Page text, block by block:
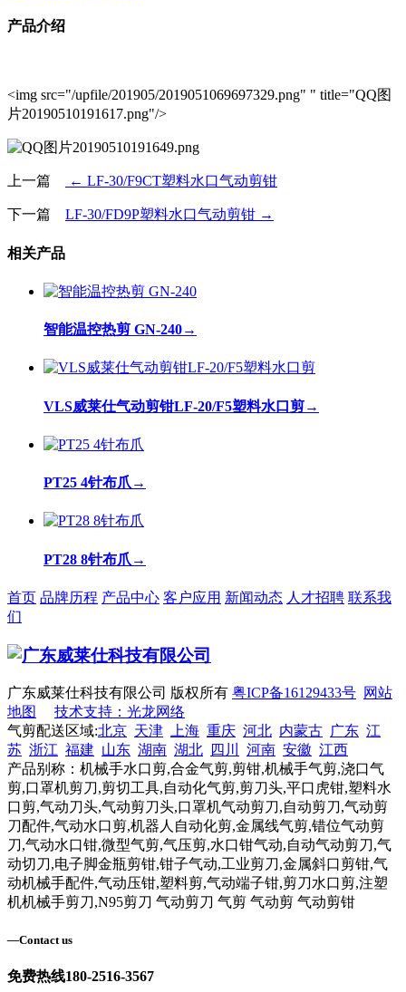
产品介绍
<img src="/upfile/201905/2019051069697329.png" " title="QQ图
片20190510191617.png"/>
上一篇 ← LF-30/F9CT塑料水口气动剪钳
下一篇 LF-30/FD9P塑料水口气动剪钳 →
相关产品
智能温控热剪 GN-240→
VLS威莱仕气动剪钳LF-20/F5塑料水口剪→
PT25 4针布爪 →
PT28 8针布爪 →
首页 品牌历程 产品中心 客户应用 新闻动态 人才招聘 联系我
们
广东威莱仕科技有限公司 版权所有 粤ICP备16129433号 网站
地图
技术支持：光龙网络
气剪配送区域:北京 天津 上海 重庆 河北 内蒙古 广东 江
苏 浙江 福建 山东 湖南 湖北 四川 河南 安徽 江西
产品别称：机械手水口剪,合金气剪,剪钳,机械手气剪,浇口气
剪,口罩机剪刀,剪切工具,自动化气剪,剪刀头,平口虎钳,塑料水
口剪,气动刀头,气动剪刀头,口罩机气动剪刀,自动剪刀,气动剪
刀配件,气动水口剪,机器人自动化剪,金属线气剪,错位气动剪
刀,气动水口钳,微型气剪,气压剪,水口钳气动,自动气动剪刀,气
动切刀,电子脚金瓶剪钳,钳子气动,工业剪刀,金属斜口剪钳,气
动机械手配件,气动压钳,塑料剪,气动端子钳,剪刀水口剪,注塑
机机械手剪刀,N95剪刀 气动剪刀 气剪 气动剪 气动剪钳
—Contact us
免费热线180-2516-3567